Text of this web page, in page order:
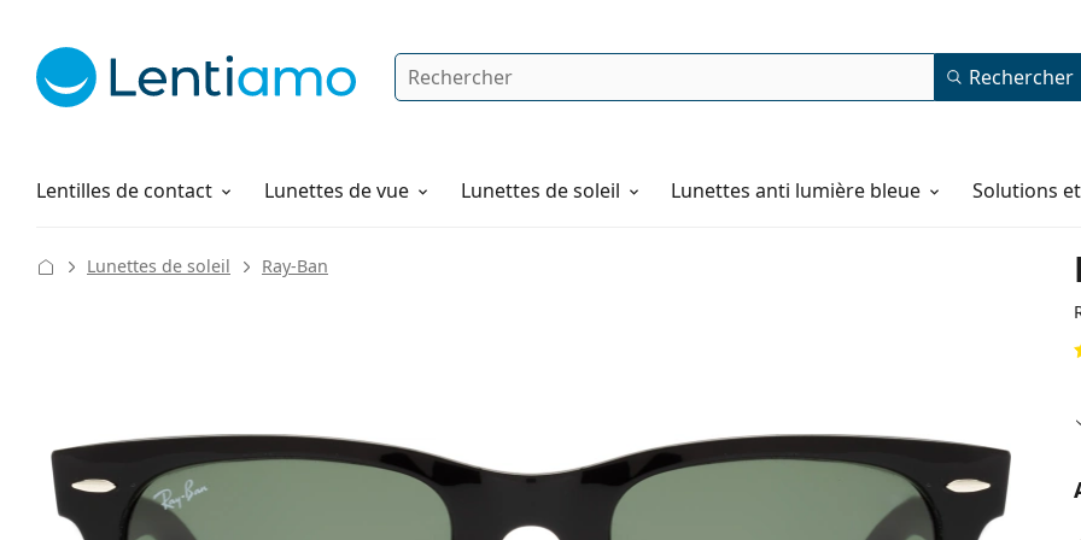
Rechercher Rechercher
Lentilles de contact
Produits d'entretien Lunettes de vue Lunettes de soleil Lunettes anti lumière bleue Solutions
Comment commander
Lunettes de soleil Ray-Ban